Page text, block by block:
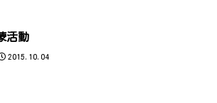
活動
2015.10.04